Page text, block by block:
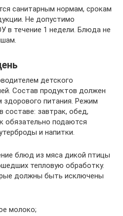
санитарным нормам, срокам
Не допустимо
в течение 1 недели. Блюда не
детского
Состав продуктов должен
питания. Режим
составе: завтрак, обед,
обязательно подаются
и напитки.
блюд из мяса дикой птицы
тепловую обработку.
должны быть исключены
молоко;